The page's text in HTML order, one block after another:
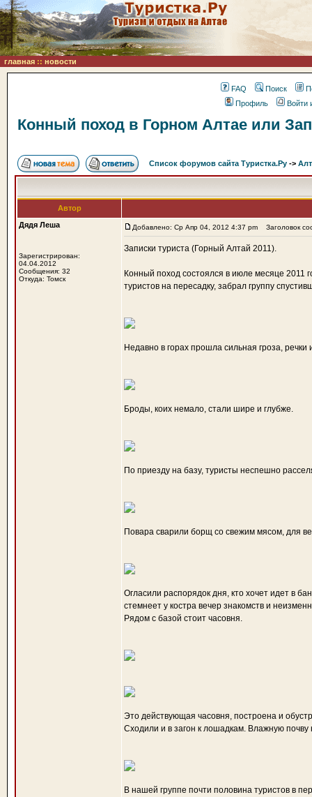
главная :: новости
FAQ Поиск
Профиль
Войти
Конный поход в Горном Алтае или
Список форумов сайта Туристка.Ру ->
Автор
Дядя Леша
Зарегистрирован:
04.04.2012
Сообщения: 32
Откуда: Томск
Добавлено: Ср Апр 04, 2012 4:37 pm Заголовок
Записки туриста (Горный Алтай 2011).
Конный поход состоялся в июле месяце 2011
туристов на пересадку, забрал группу
Недавно в горах прошла сильная гроза,
Броды, коих немало, стали шире и глубже.
По приезду на базу, туристы неспешно
Повара сварили борщ со свежим мясом, для
Огласили распорядок дня, кто хочет идет в
стемнеет у костра вечер знакомств и
Рядом с базой стоит часовня.
Это действующая часовня, построена и
Сходили и в загон к лошадкам. Влажную почву
В нашей группе почти половина туристов в